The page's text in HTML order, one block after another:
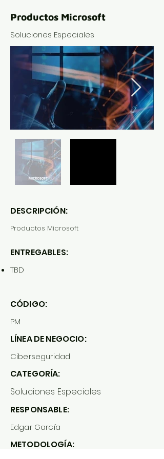
Productos Microsoft
Soluciones Especiales
DESCRIPCIÓN:
Productos Microsoft
ENTREGABLES:
TBD
CÓDIGO:
PM
LÍNEA DE NEGOCIO:
Ciberseguridad
CATEGORÍA:
Soluciones Especiales
RESPONSABLE:
Edgar García
METODOLOGÍA: